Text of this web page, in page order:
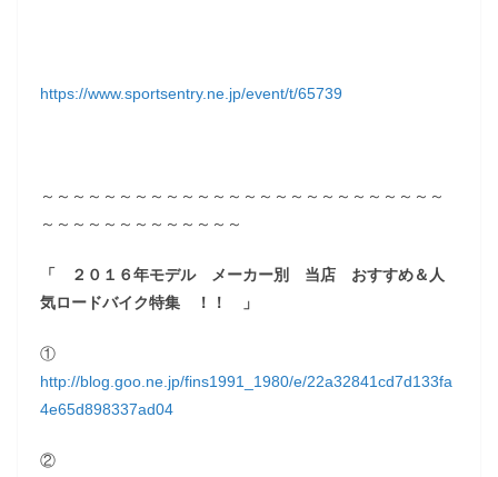
https://www.sportsentry.ne.jp/event/t/65739
～～～～～～～～～～～～～～～～～～～～～～～～～～
～～～～～～～～～～～～～
「 ２０１６年モデル メーカー別 当店 おすすめ＆人
気ロードバイク特集 ！！ 」
①
http://blog.goo.ne.jp/fins1991_1980/e/22a32841cd7d133fa
4e65d898337ad04
②